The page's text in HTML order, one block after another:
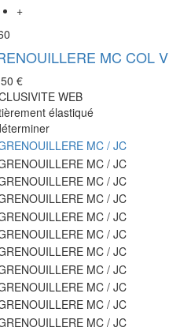
+
MC COL V
€
WEB
élastiqué